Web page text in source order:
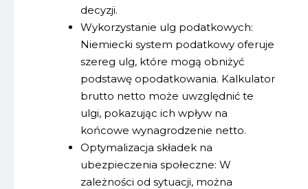
decyzji.
Wykorzystanie ulg podatkowych:
Niemiecki system podatkowy oferuje
szereg ulg, które mogą obniżyć
podstawę opodatkowania. Kalkulator
brutto netto może uwzględnić te
ulgi, pokazując ich wpływ na
końcowe wynagrodzenie netto.
Optymalizacja składek na
ubezpieczenia społeczne: W
zależności od sytuacji, można